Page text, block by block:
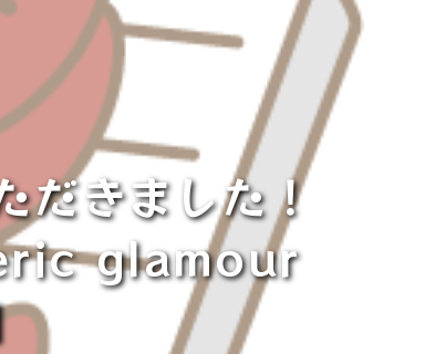
だきました！
glamour